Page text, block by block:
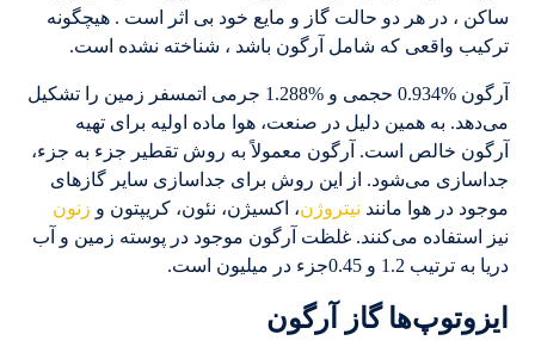
ساکن ، در هر دو حالت گاز و مایع خود بی اثر است . هیچگونه
ترکیب واقعی که شامل آرگون باشد ، شناخته نشده است.
آرگون %0.934 حجمی و %1.288 جرمی اتمسفر زمین را تشکیل
می‌دهد. به همین دلیل در صنعت، هوا ماده اولیه برای تهیه
آرگون خالص است. آرگون معمولاً به روش تقطیر جزء به جزء،
جداسازی می‌شود. از این روش برای جداسازی سایر گازهای
موجود در هوا مانند نیتروژن، اکسیژن، نئون، کریپتون و زنون
نیز استفاده می‌کنند. غلظت آرگون موجود در پوسته زمین و آب
دریا به ترتیب 1.2 و 0.45جزء در میلیون است.
ایزوتوپ‌ها گاز آرگون